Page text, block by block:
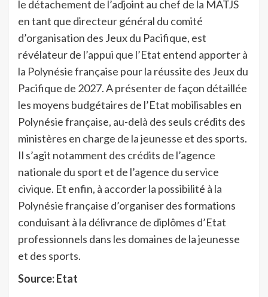
le détachement de l’adjoint au chef de la MATJS
en tant que directeur général du comité
d’organisation des Jeux du Pacifique, est
révélateur de l’appui que l’Etat entend apporter à
la Polynésie française pour la réussite des Jeux du
Pacifique de 2027. A présenter de façon détaillée
les moyens budgétaires de l’Etat mobilisables en
Polynésie française, au-delà des seuls crédits des
ministères en charge de la jeunesse et des sports.
Il s’agit notamment des crédits de l’agence
nationale du sport et de l’agence du service
civique. Et enfin, à accorder la possibilité à la
Polynésie française d’organiser des formations
conduisant à la délivrance de diplômes d’Etat
professionnels dans les domaines de la jeunesse
et des sports.
Source: Etat